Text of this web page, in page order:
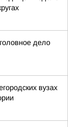
дело
вузах